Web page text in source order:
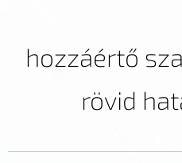
hozzáértő
rövid